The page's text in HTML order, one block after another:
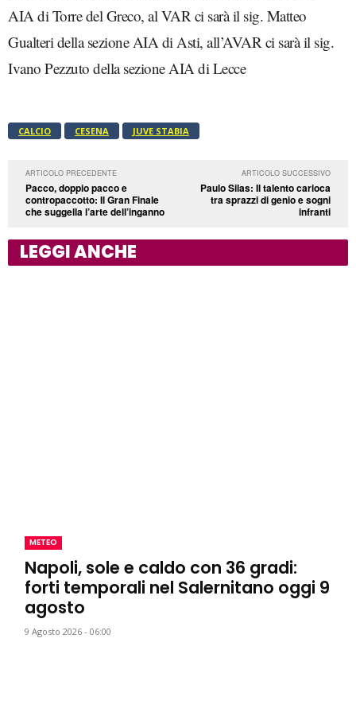
AIA di Torre del Greco, al VAR ci sarà il sig. Matteo
Gualteri della sezione AIA di Asti, all’AVAR ci sarà il sig.
Ivano Pezzuto della sezione AIA di Lecce
CALCIO CESENA JUVE STABIA
ARTICOLO PRECEDENTE
Pacco, doppio pacco e
contropaccotto: Il Gran Finale
che suggella l’arte dell’inganno
ARTICOLO SUCCESSIVO
Paulo Silas: Il talento carioca
tra sprazzi di genio e sogni
infranti
LEGGI ANCHE
METEO
Napoli, sole e caldo con 36 gradi:
forti temporali nel Salernitano oggi 9
agosto
9 Agosto 2026 - 06:00